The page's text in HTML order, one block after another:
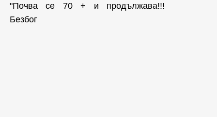
"Почва се 70 + и продължава!!!
Безбог